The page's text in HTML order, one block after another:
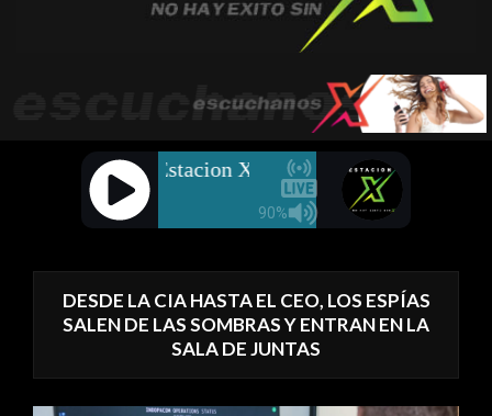
DESDE LA CIA HASTA EL CEO, LOS ESPÍAS
SALEN DE LAS SOMBRAS Y ENTRAN EN LA
SALA DE JUNTAS